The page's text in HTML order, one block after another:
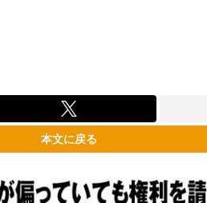
本文に戻る